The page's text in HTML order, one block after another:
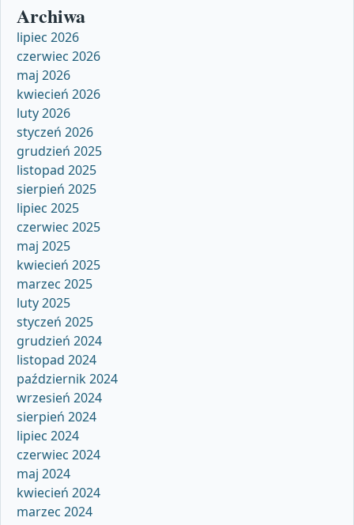
Archiwa
lipiec 2026
czerwiec 2026
maj 2026
kwiecień 2026
luty 2026
styczeń 2026
grudzień 2025
listopad 2025
sierpień 2025
lipiec 2025
czerwiec 2025
maj 2025
kwiecień 2025
marzec 2025
luty 2025
styczeń 2025
grudzień 2024
listopad 2024
październik 2024
wrzesień 2024
sierpień 2024
lipiec 2024
czerwiec 2024
maj 2024
kwiecień 2024
marzec 2024